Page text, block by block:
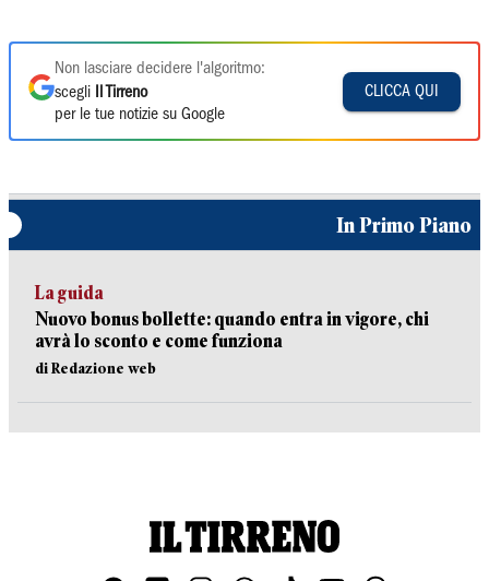
Non lasciare decidere l'algoritmo:
scegli
Il Tirreno
per le tue notizie su Google
CLICCA QUI
In Primo Piano
La guida
Nuovo bonus bollette: quando entra in vigore, chi
avrà lo sconto e come funziona
di Redazione web